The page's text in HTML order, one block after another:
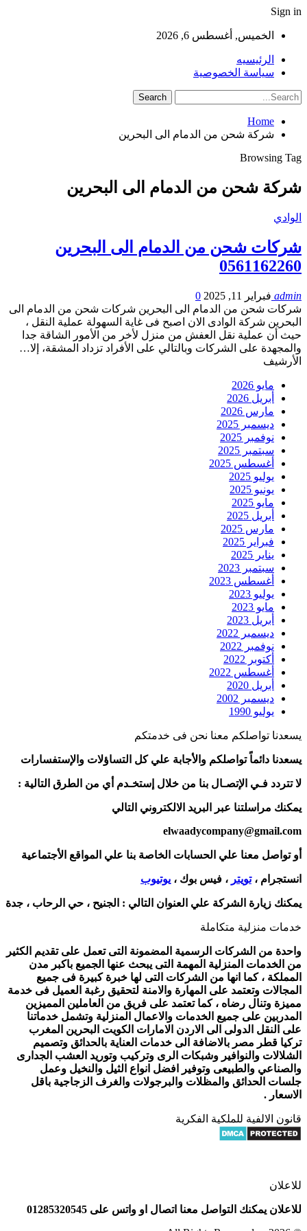
Sign in
الخميس, أغسطس 6, 2026
الرئيسيه
سياسة الخصوصية
Home
شركة شحن من الدمام الى البحرين
Browsing Tag
شركة شحن من الدمام الى البحرين
الوادي
شركات شحن من الدمام الى البحرين
0561162260
admin فبراير 11, 2025
0
شركات شحن من الدمام الى البحرين شركات شحن من الدمام الى
البحرين شركة الوادى الان اصبح فى غاية السهولة عملية النقل ،
حيث أن عملية نقل العفش من منزل لأخر من الأمور الشاقة جدا
والمجهدة على الشركات وبالتالي على الأفراد تزداد المشقة، إلا…
الأرشيف
مايو 2026
أبريل 2026
مارس 2026
ديسمبر 2025
نوفمبر 2025
سبتمبر 2025
أغسطس 2025
يوليو 2025
يونيو 2025
مايو 2025
أبريل 2025
مارس 2025
فبراير 2025
يناير 2025
سبتمبر 2023
أغسطس 2023
يوليو 2023
مايو 2023
أبريل 2023
ديسمبر 2022
نوفمبر 2022
أكتوبر 2022
أغسطس 2022
أبريل 2020
ديسمبر 2002
يوليو 1990
يسعدنا تواصلكم معنا نحن فى خدمتكم
يسعدنا دائماً تواصلكم والأجابة علي كل التساؤلات والإستفسارات
لا تتردد فـي الإتصـال بنا من خلال إستخـدم أي من الطرق التالية :
يمكنك مراسلتنا عبر البريد الالكتروني التالي
elwaadycompany@gmail.com
أو تواصل معنا علي الحسابات الخاصة بنا علي المواقع الأجتماعية
انستجرام ،تويتر ، فيس بوك ، يوتيوب
يمكنك زيارة الشركة علي العنوان التالي : الجنيح ، حي الرحاب ، جدة
خدمات منزلية متكاملة
واحدة من الشركات الرسمية المضمونة التى تعمل على تقديم الكثير
من الخدمات المنزلية المهمة التى يبحث عنها الجميع باكبر مدن
المملكة ، كما انها من الشركات التى لها خبرة كبيرة فى جميع
المجالات وتعتمد على المهارة والامنة لتحقيق رغبة العميل فى خدمة
مميزة وتنال رضاه ، كما تعتمد على فريق من العاملين المميزين
المدربين على جميع الخدمات والاعمال المنزلية وتشمل خدماتنا
على النقل الدولى الى الاردن الامارات الكويت البحرين المغرب
تركيا قطر مصر بالاضافة الى خدمات العناية بالحدائق وتصميم
الشلالات والنوافير وشبكات الرى وتركيب وتوريد العشب الجدارى
والصناعي والطبيعى وتوفير افضل انواع الثيل والنخيل وعمل
جلسات الحدائق والمظلات والبرجولات والغرف الزجاجية باقل
الاسعار .
قانون الالفية للملكية الفكرية
للاعلان
للاعلان يمكنك التواصل معنا اتصال او واتس على 01285320545